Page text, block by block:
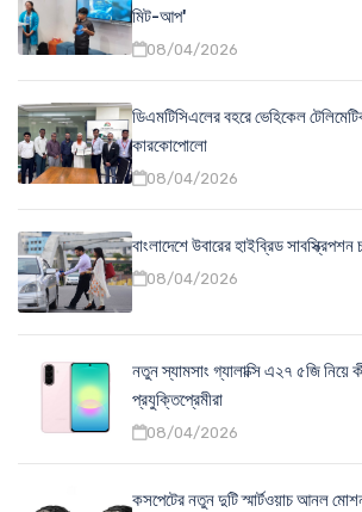
মিট-আপ'
08/04/2026
ডিএমটিসিএলের বহরে ভেহিকেল
কারকোপোলো
08/04/2026
বাংলাদেশে উবারের হাইব্রিড সাবস্ক্রিপশন
08/04/2026
নতুন স্যামসাং গ্যালাক্সি এ২৭ ৫জি নিয়ে
প্রযুক্তিপ্রেমীরা
08/04/2026
কসপেটের নতুন দুটি স্মার্টওয়াচ আনল